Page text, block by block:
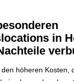
in
höheren Kosten,